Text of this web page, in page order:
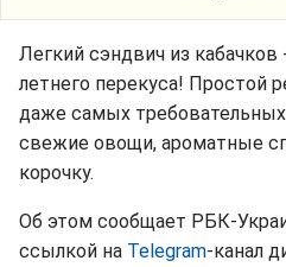
Легкий сэндвич из кабачков
летнего перекуса! Простой
даже самых
свежие овощи, ароматные
корочку.
Об этом сообщает РБК-
ссылкой на Telegram-канал